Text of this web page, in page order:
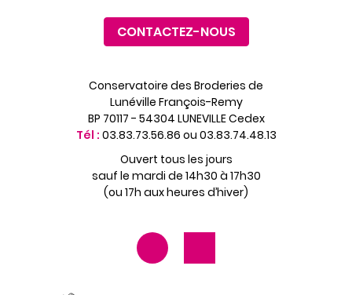
CONTACTEZ-NOUS
Conservatoire des Broderies de
Lunéville François-Remy
BP 70117 - 54304 LUNEVILLE Cedex
Tél : 03.83.73.56.86 ou 03.83.74.48.13
Ouvert tous les jours
sauf le mardi de 14h30 à 17h30
(ou 17h aux heures d’hiver)